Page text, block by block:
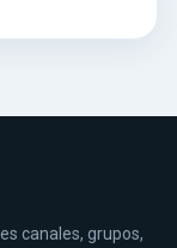
canales, grupos,